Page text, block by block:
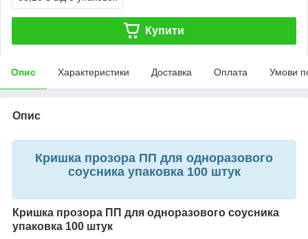
Купити
Опис Характеристики Доставка Оплата Умови
Опис
Кришка прозора ПП для одноразового
соусника упаковка 100 штук
Кришка прозора ПП для одноразового соусника
упаковка 100 штук